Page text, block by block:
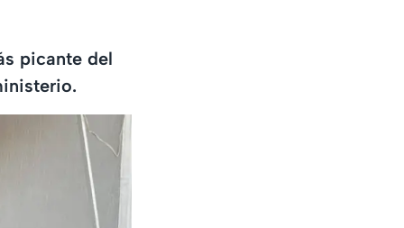
picante del